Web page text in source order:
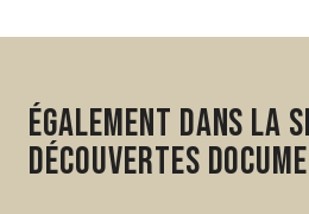
Également dans la
Découvertes